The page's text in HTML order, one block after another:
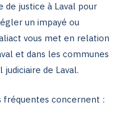
de justice à Laval pour
un impayé ou
vous met en relation
et dans les communes
de Laval.
fréquentes concernent :